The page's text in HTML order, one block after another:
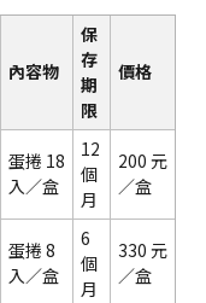
內容物
保
存
期
限
價格
蛋捲 18
入／盒
12
個
月
200 元
／盒
蛋捲 8
入／盒
6
個
月
330 元
／盒